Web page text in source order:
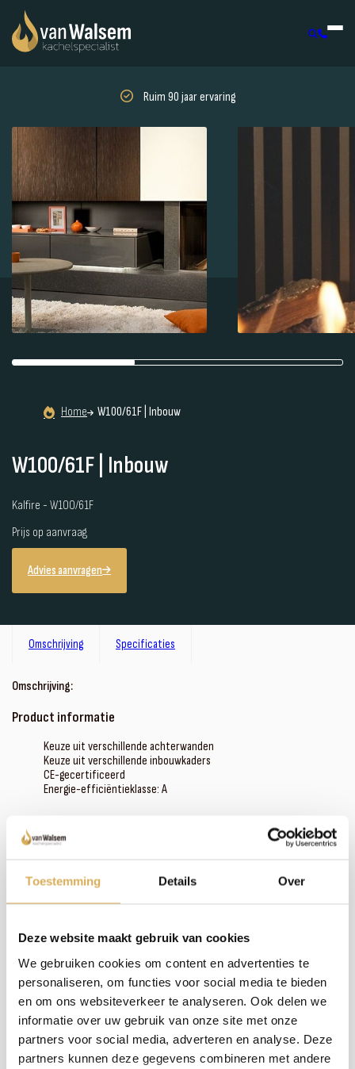
Toestemming Details Over
Deze website maakt gebruik van cookies
We gebruiken cookies om content en advertenties te
personaliseren, om functies voor social media te bieden
en om ons websiteverkeer te analyseren. Ook delen we
informatie over uw gebruik van onze site met onze
partners voor social media, adverteren en analyse. Deze
partners kunnen deze gegevens combineren met andere
Ruim 90 jaar ervaring
Home W100/61F | Inbouw
W100/61F | Inbouw
Kalfire - W100/61F
Prijs op aanvraag
Advies aanvragen
Omschrijving Specificaties
Omschrijving:
Product informatie
Keuze uit verschillende achterwanden
Keuze uit verschillende inbouwkaders
CE-gecertificeerd
Energie-efficiëntieklasse: A
Neem contact op
Specificaties:
Rendement
80 %
Rookgas afvoerdiameter
150 mm
Brandstof
Hout
Vuurzicht
Front